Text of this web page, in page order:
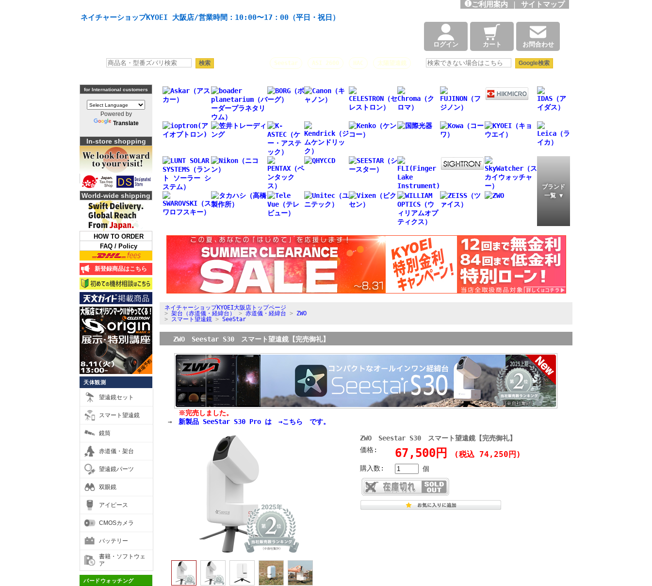
ネイチャーショップKYOEI 大阪店/営業時間：10:00〜17：00（平日・祝日）
ご利用案内 | サイトマップ
ログイン カート お問合わせ
Seestar ASI 2600 HAC 太陽望遠鏡
for International customers
Powered by
Translate
In-store shopping
World-wide shipping
HOW TO ORDER
FAQ / Policy
新登録商品はこちら
天体観測
望遠鏡セット
スマート望遠鏡
鏡筒
赤道儀・架台
望遠鏡パーツ
双眼鏡
アイピース
CMOSカメラ
バッテリー
書籍・ソフトウェ
ア
バードウォッチング
ブランド
一覧 ▼
ネイチャーショップKYOEI大阪店トップページ
> 架台（赤道儀・経緯台） > 赤道儀・経緯台 > ZWO
> スマート望遠鏡 > SeeStar
ZWO Seestar S30 スマート望遠鏡【完売御礼】
※完売しました。
→ 新製品 SeeStar S30 Pro は →こちら です。
ZWO Seestar S30 スマート望遠鏡【完売御礼】
価格:
67,500円 (税込 74,250円)
購入数: 個